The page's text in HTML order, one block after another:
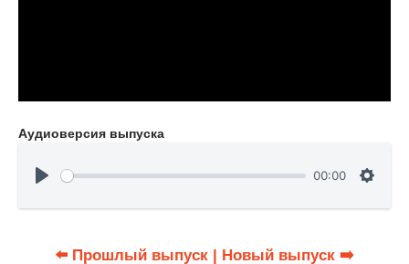
Аудиоверсия выпуска
00:00
⬅️ Прошлый выпуск | Новый выпуск ➡️